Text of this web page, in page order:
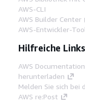
AWS-CLI
AWS Builder Center
AWS-Entwickler-
Hilfreiche Links
AWS
herunterladen
Melden Sie sich bei
AWS re:Post